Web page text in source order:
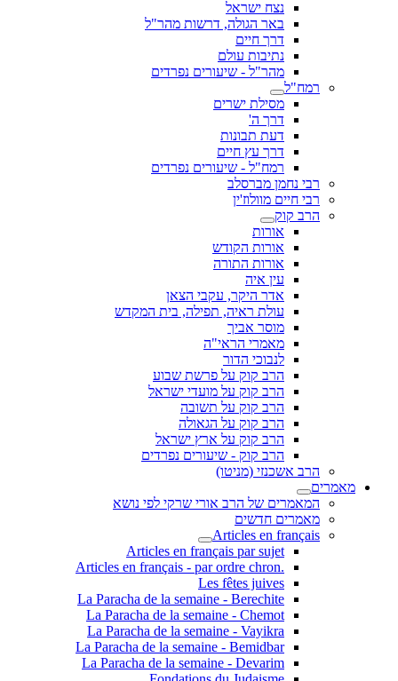
נצח ישראל
באר הגולה, דרשות מהר"ל
דרך חיים
נתיבות עולם
מהר"ל - שיעורים נפרדים
רמח"ל
מסילת ישרים
דרך ה'
דעת תבונות
דרך עץ חיים
רמח"ל - שיעורים נפרדים
רבי נחמן מברסלב
רבי חיים מוולוז'ין
הרב קוק
אורות
אורות הקודש
אורות התורה
עין איה
אדר היקר, עקבי הצאן
עולת ראיה, תפילה, בית המקדש
מוסר אביך
מאמרי הראי"ה
לנבוכי הדור
הרב קוק על פרשת שבוע
הרב קוק על מועדי ישראל
הרב קוק על תשובה
הרב קוק על הגאולה
הרב קוק על ארץ ישראל
הרב קוק - שיעורים נפרדים
הרב אשכנזי (מניטו)
מאמרים
המאמרים של הרב אורי שרקי לפי נושא
מאמרים חדשים
Articles en français
Articles en français par sujet
.Articles en français - par ordre chron
Les fêtes juives
La Paracha de la semaine - Berechite
La Paracha de la semaine - Chemot
La Paracha de la semaine - Vayikra
La Paracha de la semaine - Bemidbar
La Paracha de la semaine - Devarim